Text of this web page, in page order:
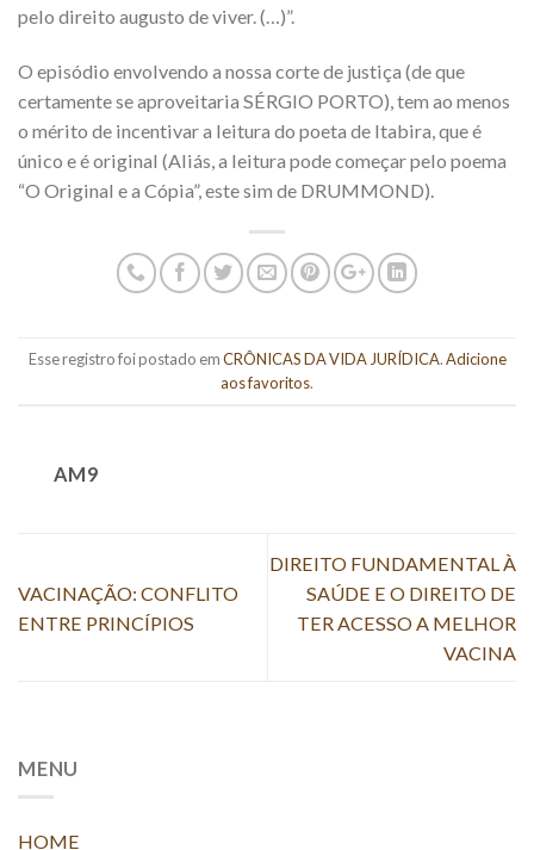
pelo direito augusto de viver. (…)”.
O episódio envolvendo a nossa corte de justiça (de que
certamente se aproveitaria SÉRGIO PORTO), tem ao menos
o mérito de incentivar a leitura do poeta de Itabira, que é
único e é original (Aliás, a leitura pode começar pelo poema
“O Original e a Cópia”, este sim de DRUMMOND).
Esse registro foi postado emCRÔNICAS DA VIDA JURÍDICA.Adicione
aos favoritos.
AM9
VACINAÇÃO: CONFLITO
ENTRE PRINCÍPIOS
DIREITO FUNDAMENTAL À
SAÚDE E O DIREITO DE
TER ACESSO A MELHOR
VACINA
MENU
HOME